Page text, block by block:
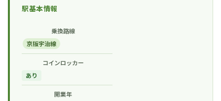
駅基本情報
乗換路線
京阪宇治線
コインロッカー
あり
開業年